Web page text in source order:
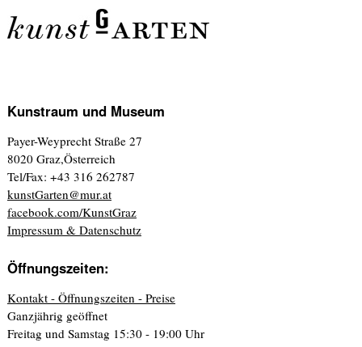
Kunstraum und Museum
Payer-Weyprecht Straße 27
8020 Graz,Österreich
Tel/Fax: +43 316 262787
kunstGarten@mur.at
facebook.com/KunstGraz
Impressum & Datenschutz
Öffnungszeiten:
Kontakt - Öffnungszeiten - Preise
Ganzjährig geöffnet
Freitag und Samstag 15:30 - 19:00 Uhr